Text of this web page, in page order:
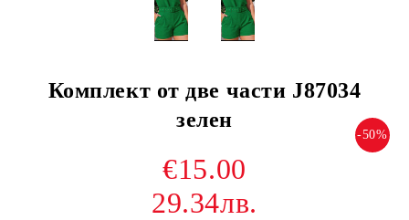
Комплект от две части J87034
зелен
-50%
€15.00
29.34лв.